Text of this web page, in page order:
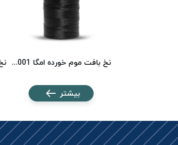
نخ بافت موم خورده امگا 6001 (500 متری) OMEGA
بیشتر